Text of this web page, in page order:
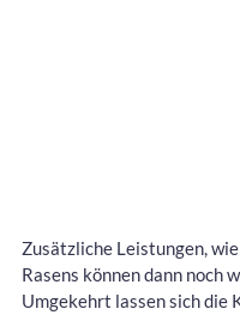
Zusätzliche Leistungen,
Rasens können dann noch
Umgekehrt lassen sich die